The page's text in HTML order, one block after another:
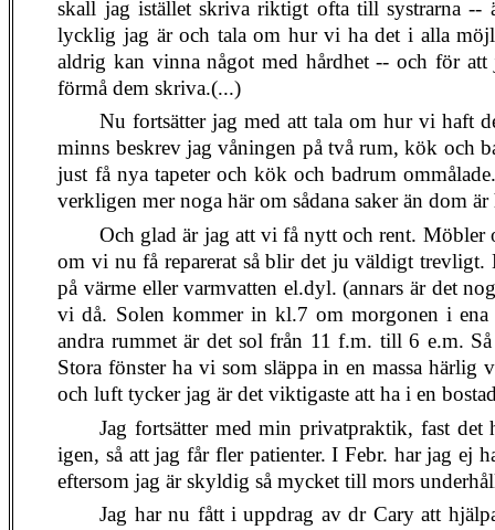
skall jag istället skriva riktigt ofta till systrarna
lycklig jag är och tala om hur vi ha det i alla
aldrig kan vinna något med hårdhet -- och för
förmå dem skriva.(...)
Nu fortsätter jag med att tala om hur vi haft
minns beskrev jag våningen på två rum, kök och
just få nya tapeter och kök och badrum
verkligen mer noga här om sådana saker än dom är
Och glad är jag att vi få nytt och rent.
om vi nu få reparerat så blir det ju väldigt trevligt.
på värme eller varmvatten el.dyl. (annars är det
vi då. Solen kommer in kl.7 om morgonen i
andra rummet är det sol från 11 f.m. till 6 e.m.
Stora fönster ha vi som släppa in en massa härlig
och luft tycker jag är det viktigaste att ha i en
Jag fortsätter med min privatpraktik, fast
igen, så att jag får fler patienter. I Febr. har jag ej
eftersom jag är skyldig så mycket till mors
Jag har nu fått i uppdrag av dr Cary att